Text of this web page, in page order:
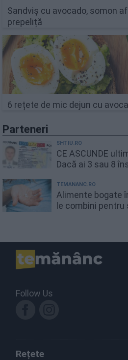
Sandviș cu avocado, somon
prepeliță
6 rețete de mic dejun cu
Parteneri
SHTIU.RO
CE ASCUNDE
Dacă ai 3 sau 8
TEMANANC.RO
Alimente bogate
le combini
Follow Us
Rețete